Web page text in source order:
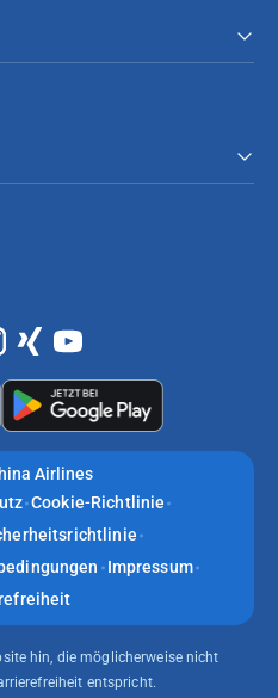
Airlines
Cookie-Richtlinie
Impressum
hin, die möglicherweise nicht
entspricht.